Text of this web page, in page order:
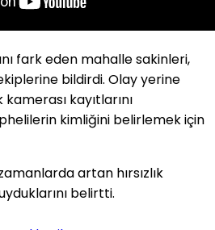
fark eden mahalle sakinleri,
bildirdi. Olay yerine
kayıtlarını
kimliğini belirlemek için
artan hırsızlık
belirtti.